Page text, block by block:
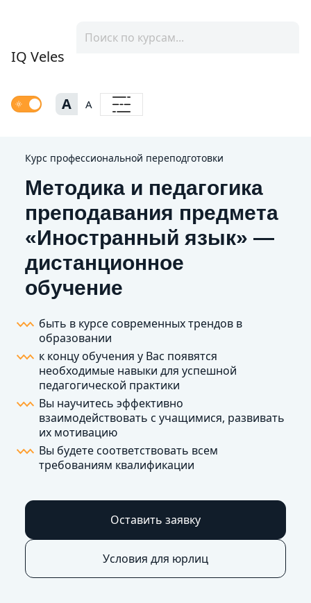
IQ Veles
A A
Курс профессиональной переподготовки
Методика и педагогика
преподавания предмета
«Иностранный язык» —
дистанционное
обучение
быть в курсе современных трендов в
образовании
к концу обучения у Вас появятся
необходимые навыки для успешной
педагогической практики
Вы научитесь эффективно
взаимодействовать с учащимися, развивать
их мотивацию
Вы будете соответствовать всем
требованиям квалификации
Оставить заявку
Условия для юрлиц